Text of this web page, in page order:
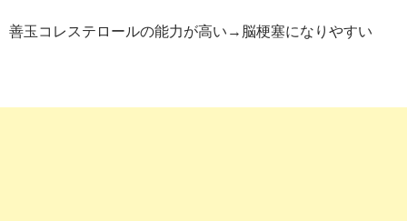
善玉コレステロールの能力が高い→脳梗塞になりやすい